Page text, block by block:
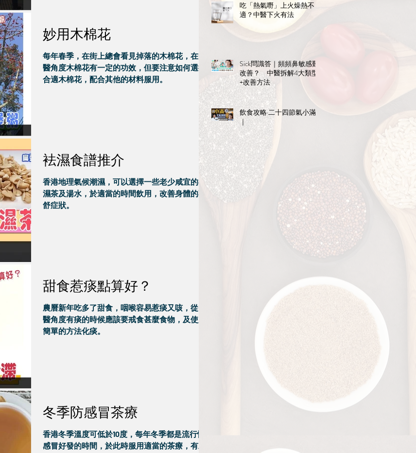
吃「熱氣嘢」上火燥熱不
適？中醫下火有法
Sick問識答｜頻頻鼻敏感難
改善？ 中醫拆解4大類型
+改善方法
飲食攻略·二十四節氣小滿
｜
妙用木棉花
每年春季，在街上總會看見掉落的木棉花，在中
醫角度木棉花有一定的功效，但要注意如何選擇
合適木棉花，配合其他的材料服用。
袪濕食譜推介
香港地理氣候潮濕，可以選擇一些老少咸宜的祛
濕茶及湯水，於適當的時間飲用，改善身體的不
舒症狀。
甜食惹痰點算好？
農曆新年吃多了甜食，咽喉容易惹痰又咳，從中
醫角度有痰的時候應該要戒食甚麼食物，及使用
簡單的方法化痰。
冬季防感冒茶療
香港冬季溫度可低於10度，每年冬季都是流行性
感冒好發的時間，於此時服用適當的茶療，有助